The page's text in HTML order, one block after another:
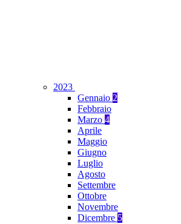
2023
Gennaio 2
Febbraio
Marzo 4
Aprile
Maggio
Giugno
Luglio
Agosto
Settembre
Ottobre
Novembre
Dicembre 5